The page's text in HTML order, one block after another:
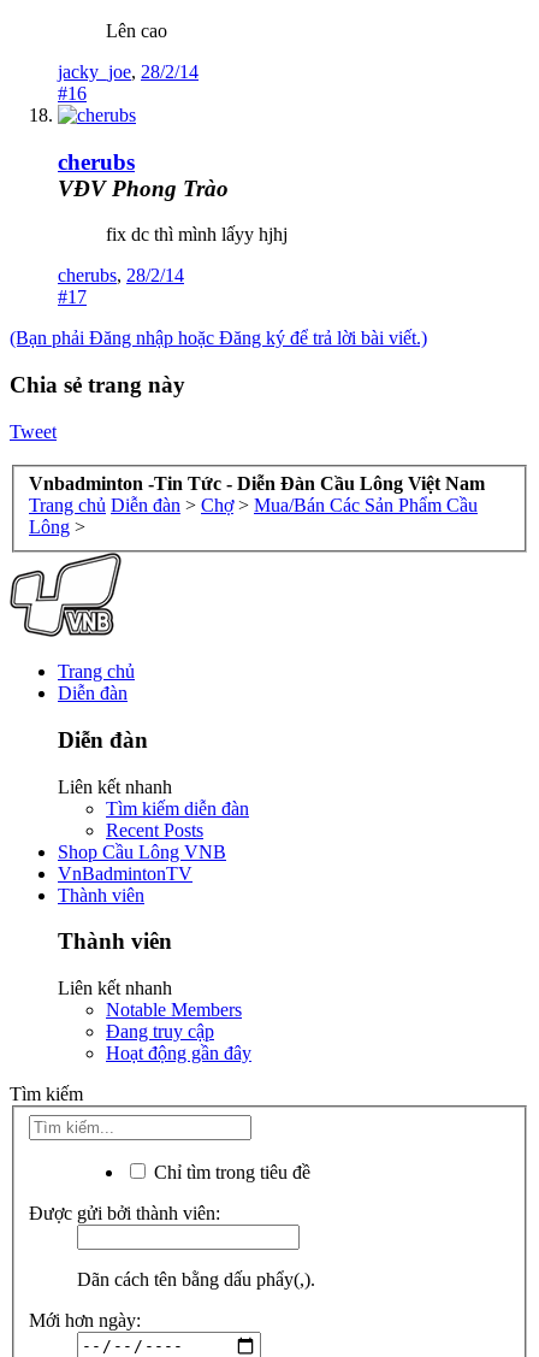
Lên cao
jacky_joe, 28/2/14
#16
cherubs
VĐV Phong Trào
fix dc thì mình lấyy hjhj
cherubs, 28/2/14
#17
(Bạn phải Đăng nhập hoặc Đăng ký để trả lời bài viết.)
Chia sẻ trang này
Tweet
Vnbadminton -Tin Tức - Diễn Đàn Cầu Lông Việt Nam
Trang chủ Diễn đàn > Chợ > Mua/Bán Các Sản Phẩm Cầu
Lông >
Trang chủ
Diễn đàn
Diễn đàn
Liên kết nhanh
Tìm kiếm diễn đàn
Recent Posts
Shop Cầu Lông VNB
VnBadmintonTV
Thành viên
Thành viên
Liên kết nhanh
Notable Members
Đang truy cập
Hoạt động gần đây
Tìm kiếm
Chỉ tìm trong tiêu đề
Được gửi bởi thành viên:
Dãn cách tên bằng dấu phẩy(,).
Mới hơn ngày: